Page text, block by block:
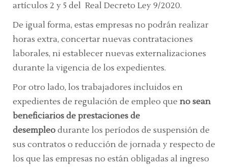
artículos 2 y 5 del Real Decreto Ley 9/2020.
De igual forma, estas empresas no podrán realizar
horas extra, concertar nuevas contrataciones
laborales, ni establecer nuevas externalizaciones
durante la vigencia de los expedientes.
Por otro lado, los trabajadores incluidos en
expedientes de regulación de empleo que no sean
beneficiarios de prestaciones de
desempleo durante los períodos de suspensión de
sus contratos o reducción de jornada y respecto de
los que las empresas no están obligadas al ingreso